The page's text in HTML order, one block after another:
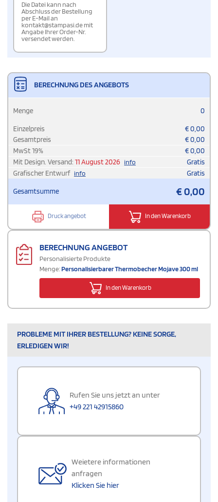
Die Datei kann nach
Abschluss der Bestellung
per E-Mail an
kontakt@stampasi.de mit
Angabe Ihrer Order-Nr.
versendet werden.
BERECHNUNG DES ANGEBOTS
Menge 0
Einzelpreis €0,00
Gesamtpreis
€0,00
MwSt19% €0,00
Mit Design. Versand: 11 August 2026 info
Gratis
Grafischer Entwurf info Gratis
Gesamtsumme €0,00
Druck angebot In den Warenkorb
BERECHNUNG ANGEBOT
Personalisierte Produkte
Menge:Personalisierbarer Thermobecher Mojave 300 ml
In den Warenkorb
PROBLEME MIT IHRER BESTELLUNG? KEINE SORGE,
ERLEDIGEN WIR!
Rufen Sie uns jetzt an unter
+49 221 42915860
Weietere informationen
anfragen
Klicken Sie hier